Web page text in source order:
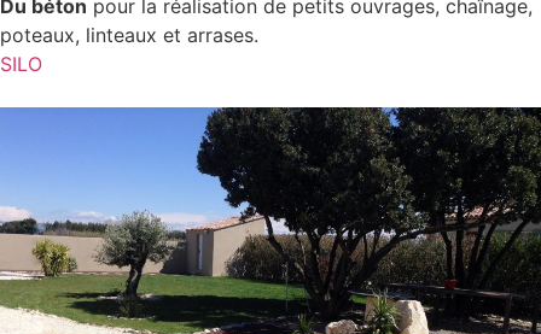
Du béton pour la réalisation de petits ouvrages, chaînage,
poteaux, linteaux et arrases.
SILO